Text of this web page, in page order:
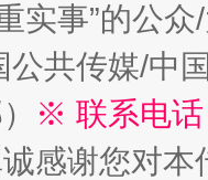
实事”的公
公共传媒/中
※ 联系电
感谢您对